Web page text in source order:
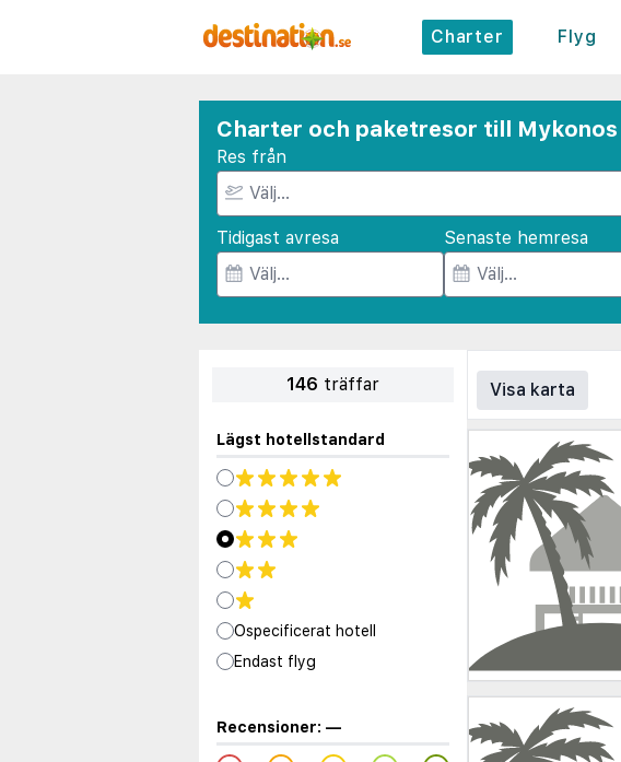
Charter Flyg
Charter och paketresor till Mykonos
Res från
Tidigast avresa Senaste hemresa
146 träffar
Lägst hotellstandard
Ospecificerat hotell
Endast flyg
Recensioner: —
Visa karta